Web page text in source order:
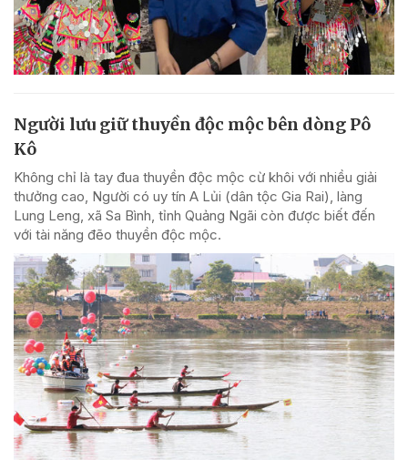
Người lưu giữ thuyền độc mộc bên dòng Pô
Kô
Không chỉ là tay đua thuyền độc mộc cừ khôi với nhiều giải
thưởng cao, Người có uy tín A Lủi (dân tộc Gia Rai), làng
Lung Leng, xã Sa Bình, tỉnh Quảng Ngãi còn được biết đến
với tài năng đẽo thuyền độc mộc.